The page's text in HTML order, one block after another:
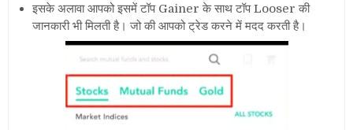
इसके अलावा आपको इसमें टॉप Gainer के साथ टॉप Looser की
जानकारी भी मिलती है। जो की आपको ट्रेड करने में मदद करती है।